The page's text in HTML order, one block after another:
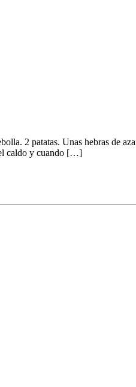
2 patatas. Unas hebras de
el caldo y cuando […]